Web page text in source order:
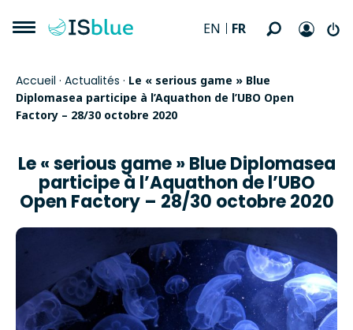
EN FR
Accueil · Actualités · Le « serious game » Blue
Diplomasea participe à l’Aquathon de l’UBO Open
Factory – 28/30 octobre 2020
Le « serious game » Blue Diplomasea
participe à l’Aquathon de l’UBO
Open Factory – 28/30 octobre 2020